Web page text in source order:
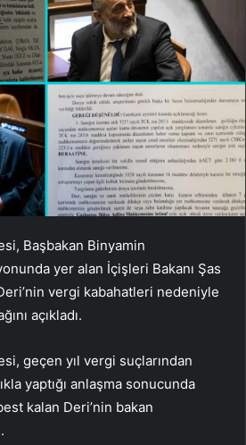
Başbakan Binyamin
yer alan İçişleri Bakanı Şas
vergi kabahatleri nedeniyle
açıkladı.
geçen yıl vergi suçlarından
yaptığı anlaşma sonucunda
kalan Deri’nin bakan